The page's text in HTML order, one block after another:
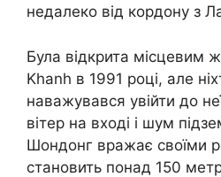
недалеко від кордону з
Була відкрита місцевим
Khanh в 1991 році, але
наважувався увійти до
вітер на вході і шум
Шондонг вражає своїми
становить понад 150